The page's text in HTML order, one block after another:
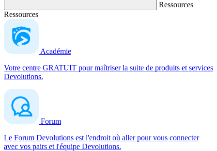
Ressources
Ressources
Académie
Votre centre GRATUIT pour maîtriser la suite de produits et services
Devolutions.
Forum
Le Forum Devolutions est l'endroit où aller pour vous connecter
avec vos pairs et l'équipe Devolutions.